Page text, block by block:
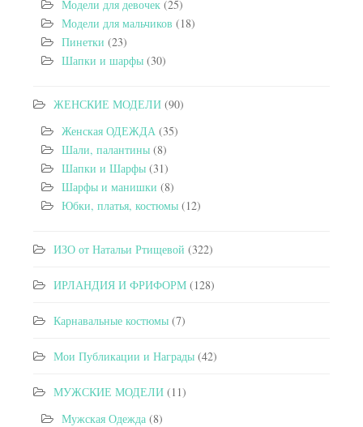
Модели для девочек (25)
Модели для мальчиков (18)
Пинетки (23)
Шапки и шарфы (30)
ЖЕНСКИЕ МОДЕЛИ (90)
Женская ОДЕЖДА (35)
Шали, палантины (8)
Шапки и Шарфы (31)
Шарфы и манишки (8)
Юбки, платья, костюмы (12)
ИЗО от Натальи Ртищевой (322)
ИРЛАНДИЯ И ФРИФОРМ (128)
Карнавальные костюмы (7)
Мои Публикации и Награды (42)
МУЖСКИЕ МОДЕЛИ (11)
Мужская Одежда (8)